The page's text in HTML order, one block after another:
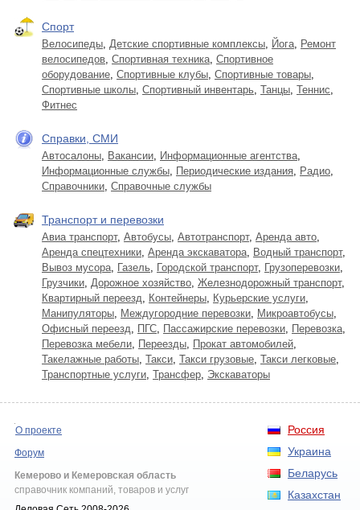
Спорт
Велосипеды, Детские спортивные комплексы, Йога, Ремонт
велосипедов, Спортивная техника, Спортивное
оборудование, Спортивные клубы, Спортивные товары,
Спортивные школы, Спортивный инвентарь, Танцы, Теннис,
Фитнес
Справки, СМИ
Автосалоны, Вакансии, Информационные агентства,
Информационные службы, Периодические издания, Радио,
Справочники, Справочные службы
Транспорт и перевозки
Авиа транспорт, Автобусы, Автотранспорт, Аренда авто,
Аренда спецтехники, Аренда экскаватора, Водный транспорт,
Вывоз мусора, Газель, Городской транспорт, Грузоперевозки,
Грузчики, Дорожное хозяйство, Железнодорожный транспорт,
Квартирный переезд, Контейнеры, Курьерские услуги,
Манипуляторы, Междугородние перевозки, Микроавтобусы,
Офисный переезд, ПГС, Пассажирские перевозки, Перевозка,
Перевозка мебели, Переезды, Прокат автомобилей,
Такелажные работы, Такси, Такси грузовые, Такси легковые,
Транспортные услуги, Трансфер, Экскаваторы
Россия
Украина
Беларусь
Казахстан
О проекте
Форум
Кемерово и Кемеровская область
справочник компаний, товаров и услуг